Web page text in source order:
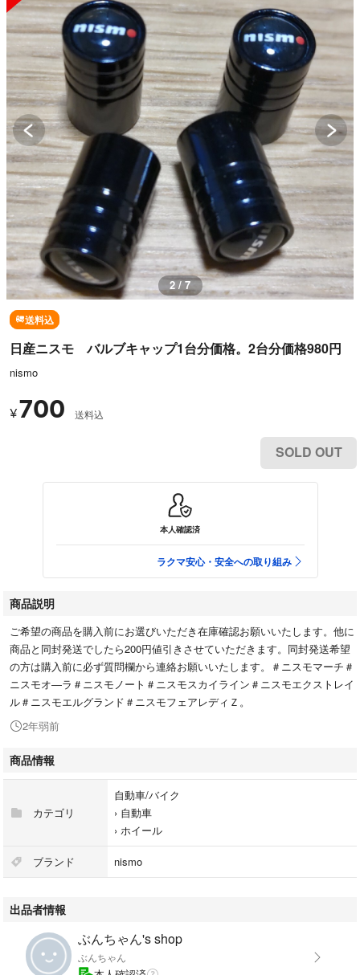
2 / 7
送料込
日産ニスモ バルブキャップ1台分価格。2台分価格980円
nismo
¥700 送料込
SOLD OUT
本人確認済
ラクマ安心・安全への取り組み
商品説明
ご希望の商品を購入前にお選びいただき在庫確認お願いいたします。他に
商品と同封発送でしたら200円値引きさせていただきます。同封発送希望
の方は購入前に必ず質問欄から連絡お願いいたします。＃ニスモマーチ＃
ニスモオ―ラ＃ニスモノート＃ニスモスカイライン＃ニスモエクストレイ
ル＃ニスモエルグランド＃ニスモフェアレディＺ。
2年弱前
商品情報
カテゴリ
自動車/バイク
› 自動車
› ホイール
ブランド nismo
出品者情報
ぶんちゃん's shop
ぶんちゃん